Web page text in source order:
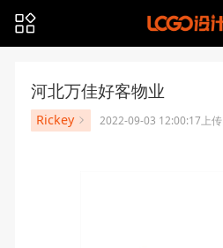
河北万佳好客物业
Rickey 2022-09-03 12:00:17上传